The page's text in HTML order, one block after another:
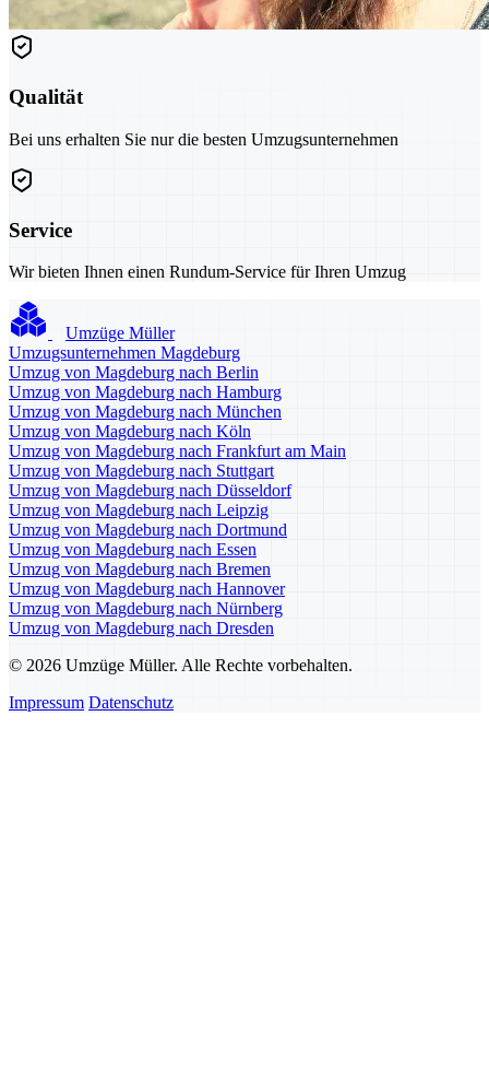
Qualität
Bei uns erhalten Sie nur die besten Umzugsunternehmen
Service
Wir bieten Ihnen einen Rundum-Service für Ihren Umzug
Umzüge Müller
Umzugsunternehmen Magdeburg
Umzug von Magdeburg nach Berlin
Umzug von Magdeburg nach Hamburg
Umzug von Magdeburg nach München
Umzug von Magdeburg nach Köln
Umzug von Magdeburg nach Frankfurt am Main
Umzug von Magdeburg nach Stuttgart
Umzug von Magdeburg nach Düsseldorf
Umzug von Magdeburg nach Leipzig
Umzug von Magdeburg nach Dortmund
Umzug von Magdeburg nach Essen
Umzug von Magdeburg nach Bremen
Umzug von Magdeburg nach Hannover
Umzug von Magdeburg nach Nürnberg
Umzug von Magdeburg nach Dresden
© 2026 Umzüge Müller. Alle Rechte vorbehalten.
Impressum Datenschutz